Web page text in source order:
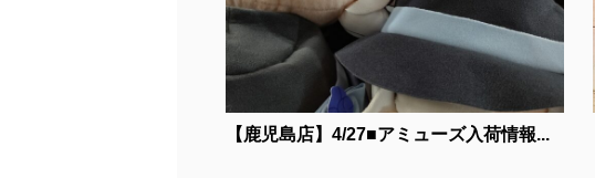
【鹿児島店】4/27■アミューズ入荷情報...